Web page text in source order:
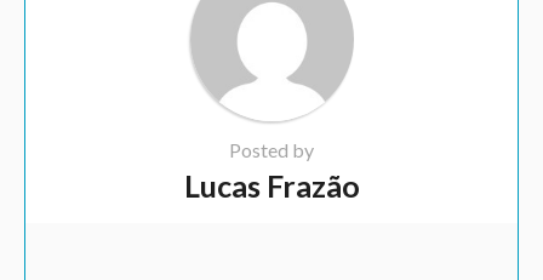
Posted by
Lucas Frazão